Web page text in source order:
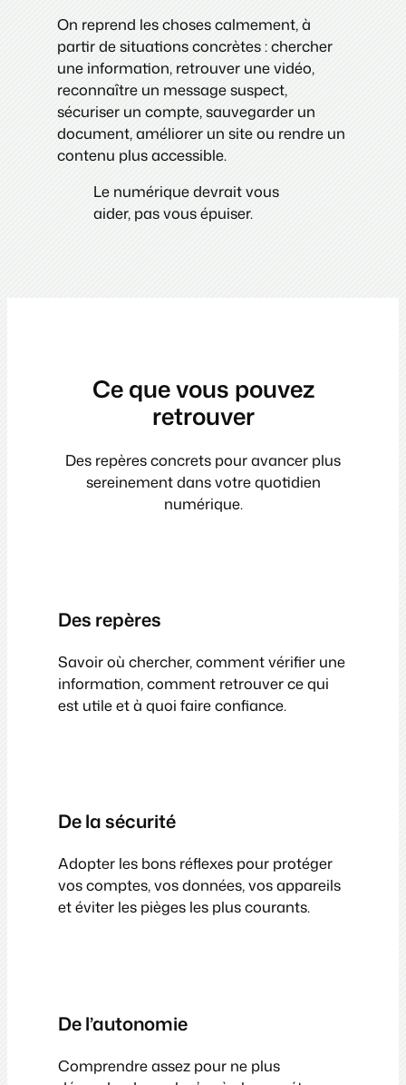
On reprend les choses calmement, à
partir de situations concrètes : chercher
une information, retrouver une vidéo,
reconnaître un message suspect,
sécuriser un compte, sauvegarder un
document, améliorer un site ou rendre un
contenu plus accessible.
Le numérique devrait vous
aider, pas vous épuiser.
Ce que vous pouvez
retrouver
Des repères concrets pour avancer plus
sereinement dans votre quotidien
numérique.
Des repères
Savoir où chercher, comment vérifier une
information, comment retrouver ce qui
est utile et à quoi faire confiance.
De la sécurité
Adopter les bons réflexes pour protéger
vos comptes, vos données, vos appareils
et éviter les pièges les plus courants.
De l’autonomie
Comprendre assez pour ne plus